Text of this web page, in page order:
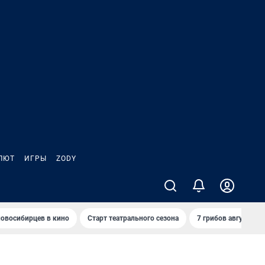
ИГРЫ ZODY
в кино Старт театрального сезона 7 грибов августа